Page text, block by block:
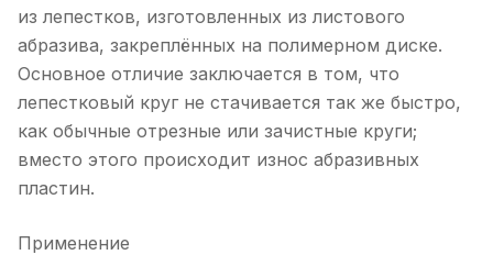
из лепестков, изготовленных из листового
абразива, закреплённых на полимерном диске.
Основное отличие заключается в том, что
лепестковый круг не стачивается так же быстро,
как обычные отрезные или зачистные круги;
вместо этого происходит износ абразивных
пластин.
Применение